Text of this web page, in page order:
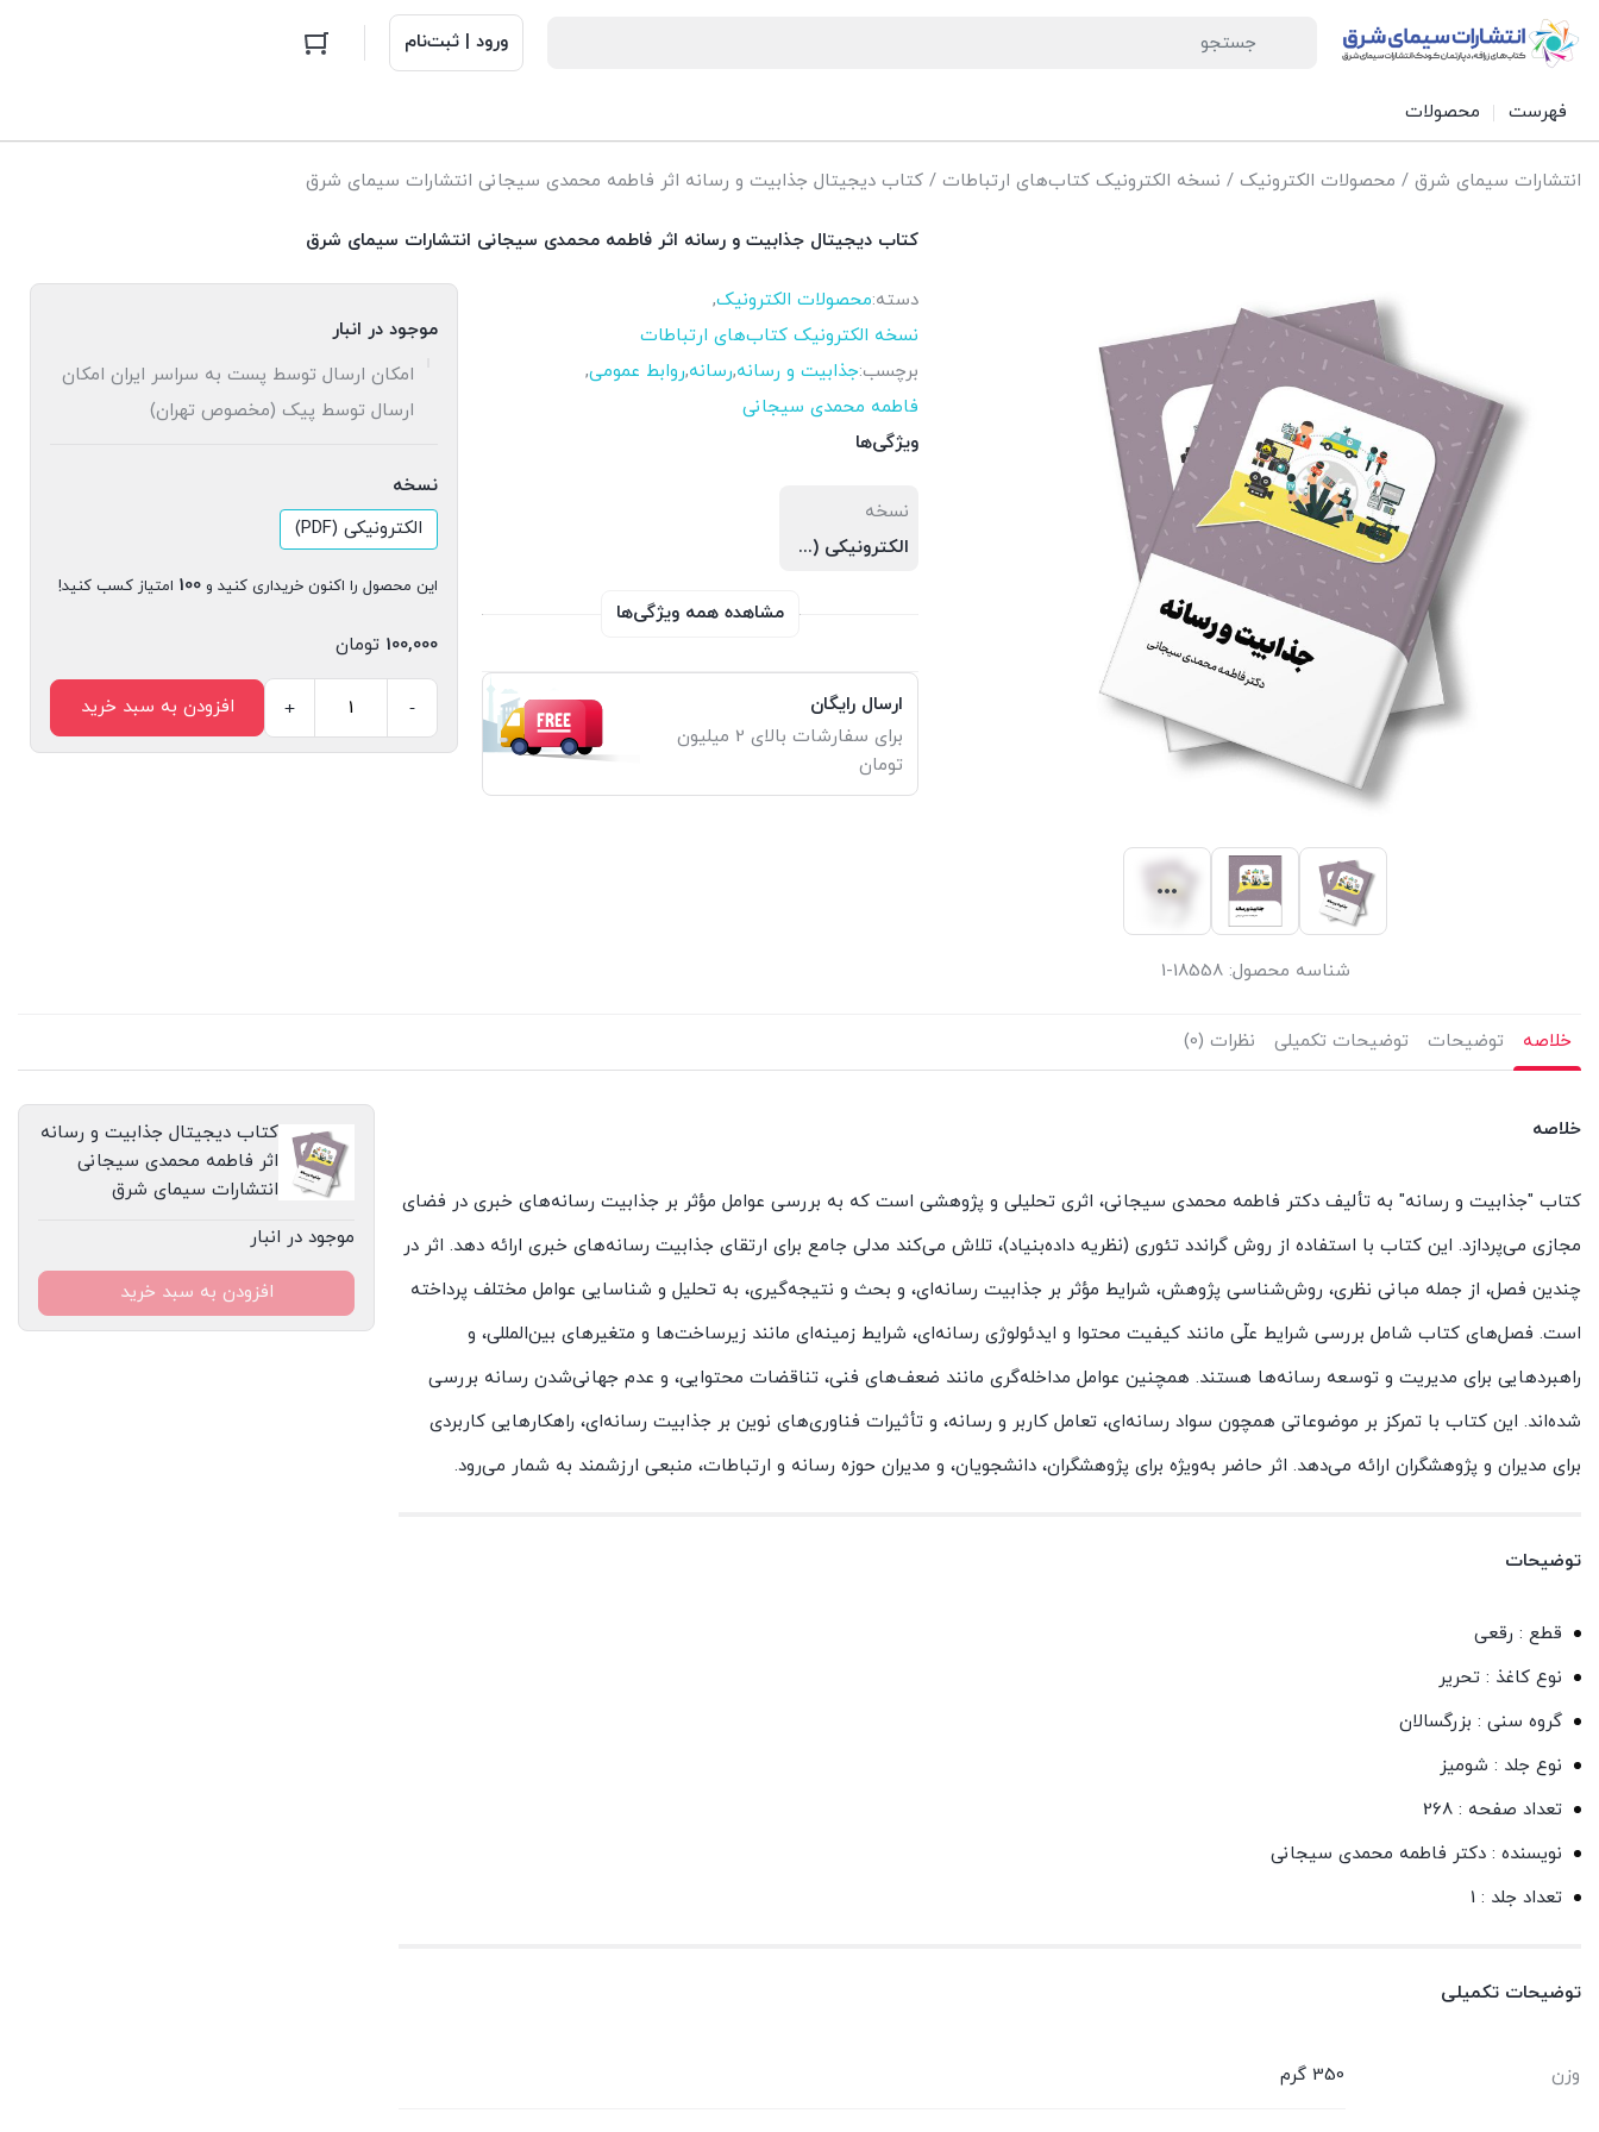
ورود | ثبت‌نام
فهرست محصولات
انتشارات سیمای شرق / محصولات الکترونیک / نسخه الکترونیک کتاب‌های ارتباطات / کتاب دیجیتال جذابیت و رسانه اثر فاطمه محمدی سیجانی انتشارات سیمای شرق
شناسه محصول:18558-1
کتاب دیجیتال جذابیت و رسانه اثر فاطمه محمدی سیجانی انتشارات سیمای شرق
دسته:محصولات الکترونیک,
نسخه الکترونیک کتاب‌های ارتباطات
برچسب:جذابیت و رسانه,رسانه,روابط عمومی,
فاطمه محمدی سیجانی
ویژگی‌ها
نسخه
الکترونیکی (PDF)
مشاهده همه ویژگی‌ها
ارسال رایگان
برای سفارشات بالای 2 میلیون
تومان
موجود در انبار
امکان ارسال توسط پست به سراسر ایران امکان
ارسال توسط پیک (مخصوص تهران)
نسخه
الکترونیکی (PDF)
این محصول را اکنون خریداری کنید و 100 امتیاز کسب کنید!
100,000 تومان
دیجیتال
-
+ افزودن به سبد خرید
خلاصه توضیحات توضیحات تکمیلی نظرات (0)
خلاصه
کتاب "جذابیت و رسانه" به تألیف دکتر فاطمه محمدی سیجانی، اثری تحلیلی و پژوهشی است که به بررسی عوامل مؤثر بر جذابیت رسانه‌های خبری در فضای
مجازی می‌پردازد. این کتاب با استفاده از روش گراندد تئوری (نظریه داده‌بنیاد)، تلاش می‌کند مدلی جامع برای ارتقای جذابیت رسانه‌های خبری ارائه دهد. اثر در
چندین فصل، از جمله مبانی نظری، روش‌شناسی پژوهش، شرایط مؤثر بر جذابیت رسانه‌ای، و بحث و نتیجه‌گیری، به تحلیل و شناسایی عوامل مختلف پرداخته
است. فصل‌های کتاب شامل بررسی شرایط علّی مانند کیفیت محتوا و ایدئولوژی رسانه‌ای، شرایط زمینه‌ای مانند زیرساخت‌ها و متغیرهای بین‌المللی، و
راهبردهایی برای مدیریت و توسعه رسانه‌ها هستند. همچنین عوامل مداخله‌گری مانند ضعف‌های فنی، تناقضات محتوایی، و عدم جهانی‌شدن رسانه بررسی
شده‌اند. این کتاب با تمرکز بر موضوعاتی همچون سواد رسانه‌ای، تعامل کاربر و رسانه، و تأثیرات فناوری‌های نوین بر جذابیت رسانه‌ای، راهکارهایی کاربردی
برای مدیران و پژوهشگران ارائه می‌دهد. اثر حاضر به‌ویژه برای پژوهشگران، دانشجویان، و مدیران حوزه رسانه و ارتباطات، منبعی ارزشمند به شمار می‌رود.
توضیحات
قطع : رقعی
نوع کاغذ : تحریر
گروه سنی : بزرگسالان
نوع جلد : شومیز
تعداد صفحه : 268
نویسنده : دکتر فاطمه محمدی سیجانی
تعداد جلد : 1
توضیحات تکمیلی
وزن 350 گرم
کتاب دیجیتال جذابیت و رسانه
اثر فاطمه محمدی سیجانی
انتشارات سیمای شرق
موجود در انبار
افزودن به سبد خرید